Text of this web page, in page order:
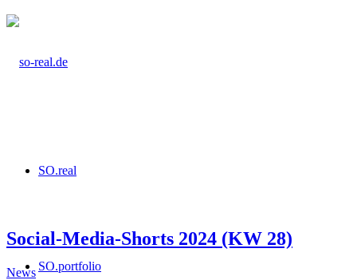
SO.real
SO.portfolio
Social-Media-Shorts 2024 (KW 28)
News